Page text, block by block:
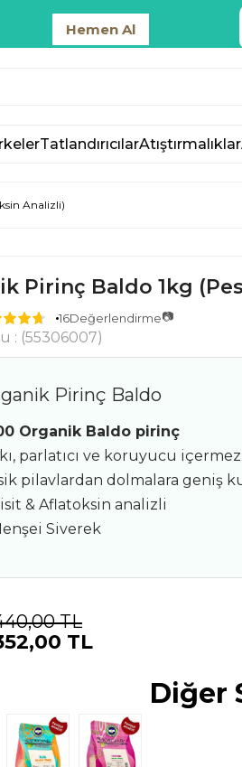
Hemen Al
TatlandırıcılarAtıştırmalıklar
Analizli)
Pirinç Baldo 1kg
16Değerlendirme📷
(55306007)
Pirinç Baldo
Organik Baldo pirinç
parlatıcı ve koruyucu içermez
pilavlardan dolmalara geniş
& Aflatoksin analizli
Siverek
TL
TL
Diğer